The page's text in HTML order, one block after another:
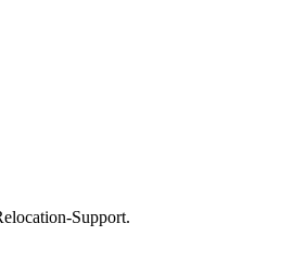
Support.